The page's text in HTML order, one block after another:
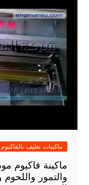
ماكينات تغليف بالفاكيوم
والتمور واللحوم